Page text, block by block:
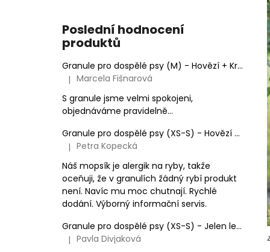
Poslední hodnocení
produktů
Granule pro dospělé psy (M) - Hovězí + Krůtí 9kg
Hodnocení produktu je 5 z 5 hvězdiček.
| Marcela Fišnarová
S granule jsme velmi spokojeni,
objednáváme pravidelně...
Granule pro dospělé psy (XS-S) - Hovězí + Krůtí
Hodnocení produktu je 5 z 5 hvězdiček.
| Petra Kopecká
Náš mopsík je alergik na ryby, takže
oceňuji, že v granulích žádný rybí produkt
není. Navíc mu moc chutnají. Rychlé
dodání. Výborný informační servis.
Granule pro dospělé psy (XS-S) - Jelen lesní (SENSITIVE) 9kg
Hodnocení produktu je 5 z 5 hvězdiček.
| Pavla Divjaková